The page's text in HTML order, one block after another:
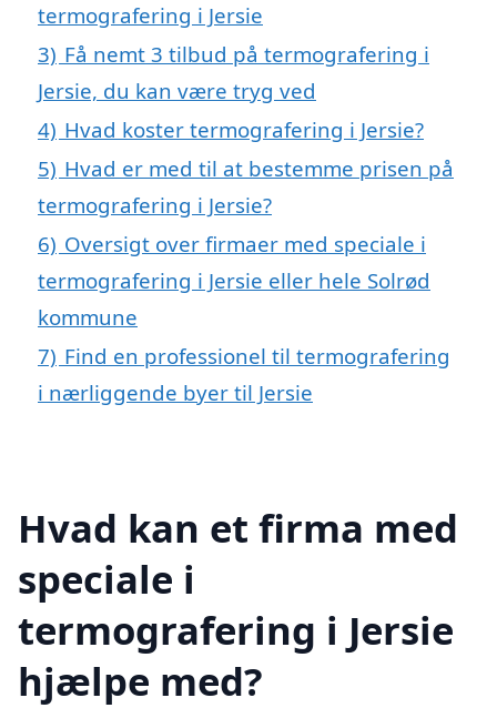
termografering i Jersie
3) Få nemt 3 tilbud på termografering i
Jersie, du kan være tryg ved
4) Hvad koster termografering i Jersie?
5) Hvad er med til at bestemme prisen på
termografering i Jersie?
6) Oversigt over firmaer med speciale i
termografering i Jersie eller hele Solrød
kommune
7) Find en professionel til termografering
i nærliggende byer til Jersie
Hvad kan et firma med
speciale i
termografering i Jersie
hjælpe med?